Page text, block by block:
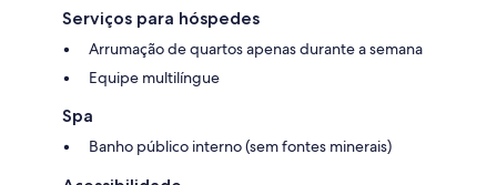
Serviços para hóspedes
Arrumação de quartos apenas durante a semana
Equipe multilíngue
Spa
Banho público interno (sem fontes minerais)